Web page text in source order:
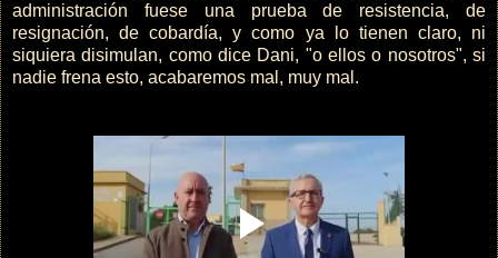
administración fuese una prueba de resistencia, de
resignación, de cobardía, y como ya lo tienen claro, ni
siquiera disimulan, como dice Dani, "o ellos o nosotros", si
nadie frena esto, acabaremos mal, muy mal.